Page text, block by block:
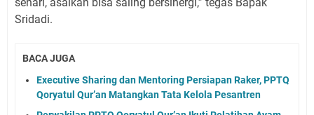
Sridadi.
BACA JUGA
Executive Sharing dan Mentoring Persiapan Raker, PPTQ
Qoryatul Qur’an Matangkan Tata Kelola Pesantren